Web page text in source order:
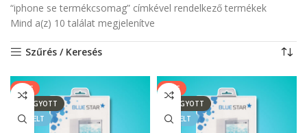
“iphone se termékcsomag” címkével rendelkező termékek
Mind a(z) 10 találat megjelenítve
Szűrés / Keresés
SALE
ELFOGYOTT
KIEMELT
SALE
ELFOGYOTT
KIEMELT